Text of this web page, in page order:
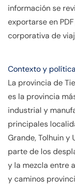
información se
exportarse en
corporativa de
Contexto y
La provincia de
es la provincia
industrial y
principales
Grande, Tolhuin y
parte de los
y la mezcla entre
y caminos